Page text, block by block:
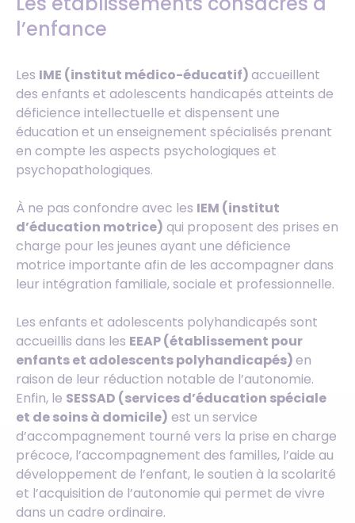
l’enfance
Les IME (institut médico-éducatif)accueillent
des enfants et adolescents handicapés atteints de
déficience intellectuelle et dispensent une
éducation et un enseignement spécialisés prenant
en compte les aspects psychologiques et
psychopathologiques.
À ne pas confondre avec les IEM (institut
d’éducation motrice) qui proposent des prises en
charge pour les jeunes ayant une déficience
motrice importante afin de les accompagner dans
leur intégration familiale, sociale et professionnelle.
Les enfants et adolescents polyhandicapés sont
accueillis dans les EEAP (établissement pour
enfants et adolescents polyhandicapés)en
raison de leur réduction notable de l’autonomie.
Enfin, le SESSAD (services d’éducation spéciale
et de soins à domicile) est un service
d’accompagnement tourné vers la prise en charge
précoce, l’accompagnement des familles, l’aide au
développement de l’enfant, le soutien à la scolarité
et l’acquisition de l’autonomie qui permet de vivre
dans un cadre ordinaire.